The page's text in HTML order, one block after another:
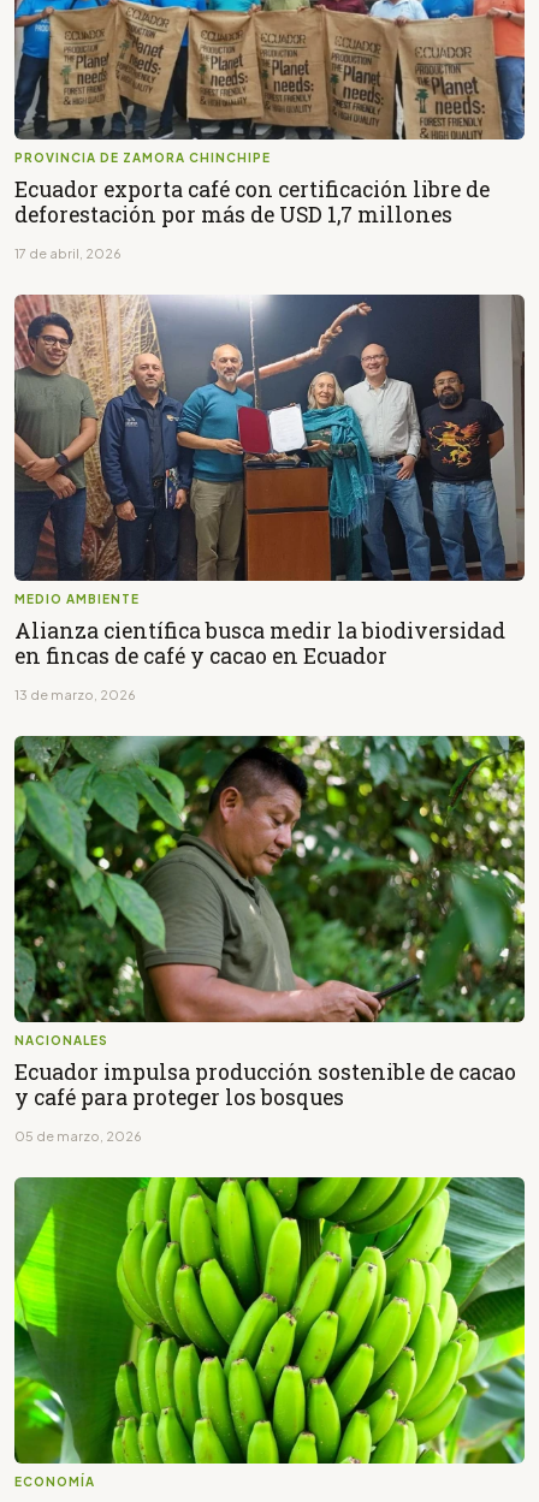
PROVINCIA DE ZAMORA CHINCHIPE
Ecuador exporta café con certificación libre de
deforestación por más de USD 1,7 millones
17 de abril, 2026
MEDIO AMBIENTE
Alianza científica busca medir la biodiversidad
en fincas de café y cacao en Ecuador
13 de marzo, 2026
NACIONALES
Ecuador impulsa producción sostenible de cacao
y café para proteger los bosques
05 de marzo, 2026
ECONOMÍA